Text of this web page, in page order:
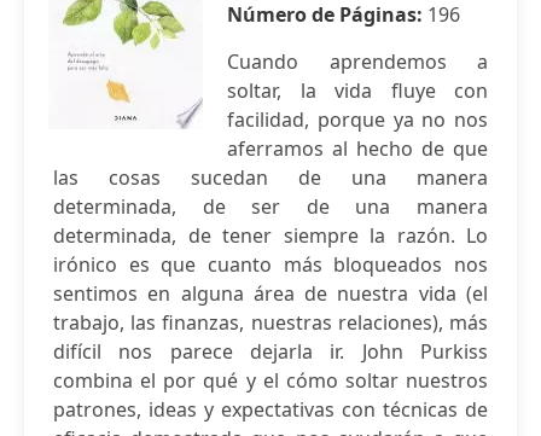
Número de Páginas: 196
Cuando aprendemos a
soltar, la vida fluye con
facilidad, porque ya no nos
aferramos al hecho de que
las cosas sucedan de una manera
determinada, de ser de una manera
determinada, de tener siempre la razón. Lo
irónico es que cuanto más bloqueados nos
sentimos en alguna área de nuestra vida (el
trabajo, las finanzas, nuestras relaciones), más
difícil nos parece dejarla ir. John Purkiss
combina el por qué y el cómo soltar nuestros
patrones, ideas y expectativas con técnicas de